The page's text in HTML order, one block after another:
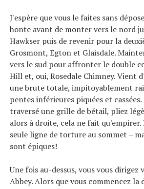
J'espère que vous le faites sans
honte avant de monter vers le nord
Hawkser puis de revenir pour la
Grosmont, Egton et Glaisdale.
vers le sud pour affronter le double
Hill et, oui, Rosedale Chimney. Vient
une brute totale, impitoyablement
pentes inférieures piquées et
traversé une grille de bétail, pliez
alors à droite, cela ne fait qu'empirer.
seule ligne de torture au sommet –
sont épiques!
Une fois au-dessus, vous vous dirigez
Abbey. Alors que vous commencez la
Tests de produits
Conseils